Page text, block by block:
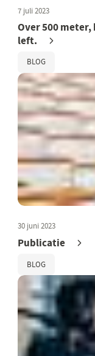
7 juli 2023
Over 500
left.
BLOG
30 juni 2023
Publicatie
BLOG